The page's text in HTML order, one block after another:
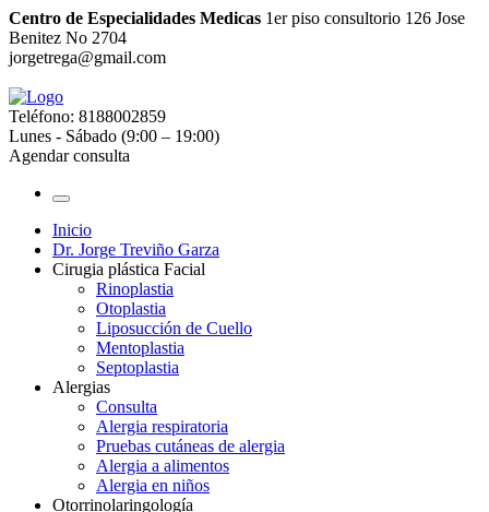
Centro de Especialidades Medicas 1er piso consultorio 126 Jose
Benitez No 2704
jorgetrega@gmail.com
Teléfono: 8188002859
Lunes - Sábado (9:00 – 19:00)
Agendar consulta
Inicio
Dr. Jorge Treviño Garza
Cirugia plástica Facial
Rinoplastia
Otoplastia
Liposucción de Cuello
Mentoplastia
Septoplastia
Alergias
Consulta
Alergia respiratoria
Pruebas cutáneas de alergia
Alergia a alimentos
Alergia en niños
Otorrinolaringología